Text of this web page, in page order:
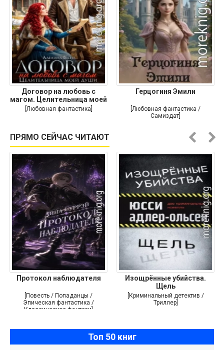
Договор на любовь с
магом. Целительница моей
души
[Любовная фантастика]
Герцогиня Эмили
[Любовная фантастика /
Самиздат]
ПРЯМО СЕЙЧАС ЧИТАЮТ
Протокол наблюдателя
[Повесть / Попаданцы /
Эпическая фантастика /
Классическое фэнтези]
Изощрённые убийства.
Щель
[Криминальный детектив /
Триллер]
Топ 50 книг